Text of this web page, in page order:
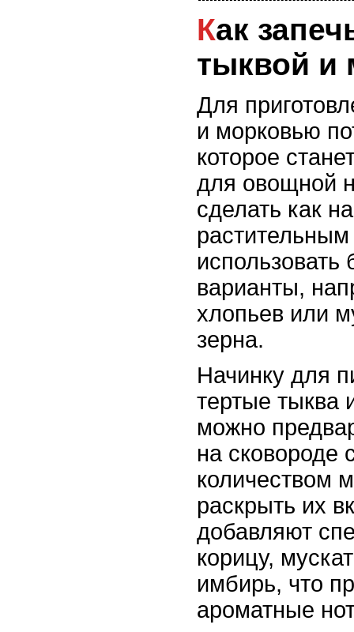
Как запечь пирог с
тыквой и
Для
и морковью
которое
для овощной
сделать как
использовать
варианты,
хлопьев или
зерна.
Начинку для
тертые тыква
можно
на сковороде
количеством
раскрыть их
добавляют
корицу,
имбирь, что
ароматные